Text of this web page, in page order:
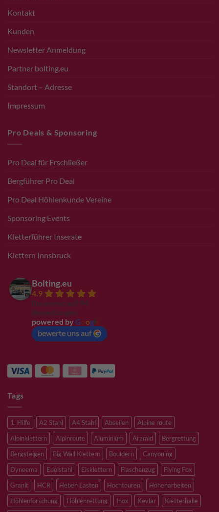
Kontakt
Kunden
Newsletter Anmeldung
Partner bolting.eu
Standort – Adresse
Impressum
Pro Deals & Sponsoring
Pro Deal für Erschließer
Bergführer Pro Deal
Pro Deal Höhlenkunde Vereine
Sponsoring Events
Kletterführer Inserate
Klettern Innsbruck
Bolting.eu
4.9
Basierend auf 94
Bewertungen
powered by G ogl
bewerte uns auf
Tags
1. Hilfe A2 Stahl A4 Stahl Abseilen
Alpine route
Alpinklettern
Alpinroute Aluminium Aramid
Bergrettung
Bergsteigen
Big Wall Klettern Bouldern
Canyoning
Dyneema
Edelstahl Eisklettern Flaschenzug
Flying Fox
Granit
HCR Heben Lasten Hochtouren
Höhenarbeiten
Höhlenforschung
Höhlenrettung Inox Kevlar
Kletterhalle